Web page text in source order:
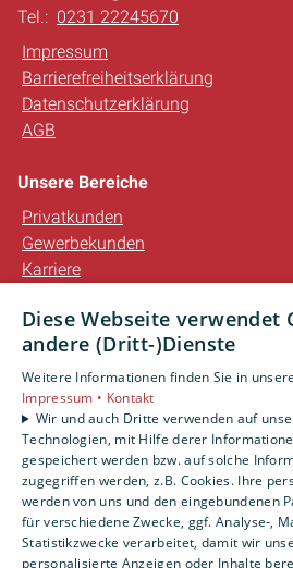
Tel.: 0231 22245670
Impressum
Barrierefreiheitserklärung
Datenschutzerklärung
AGB
Unsere Bereiche
Privatkunden
Gewerbekunden
Karriere
Kontakt
Diese Webseite verwendet
andere (Dritt-)Dienste
Weitere Informationen finden Sie in
Impressum • Kontakt
Wir und auch Dritte verwenden auf
Technologien, mit Hilfe derer
gespeichert werden bzw. auf solche
zugegriffen werden, z.B. Cookies. Ihre
werden von uns und den eingebundenen
für verschiedene Zwecke, ggf. Analyse-,
Statistikzwecke verarbeitet, damit wir
personalisierte Anzeigen oder Inhalte